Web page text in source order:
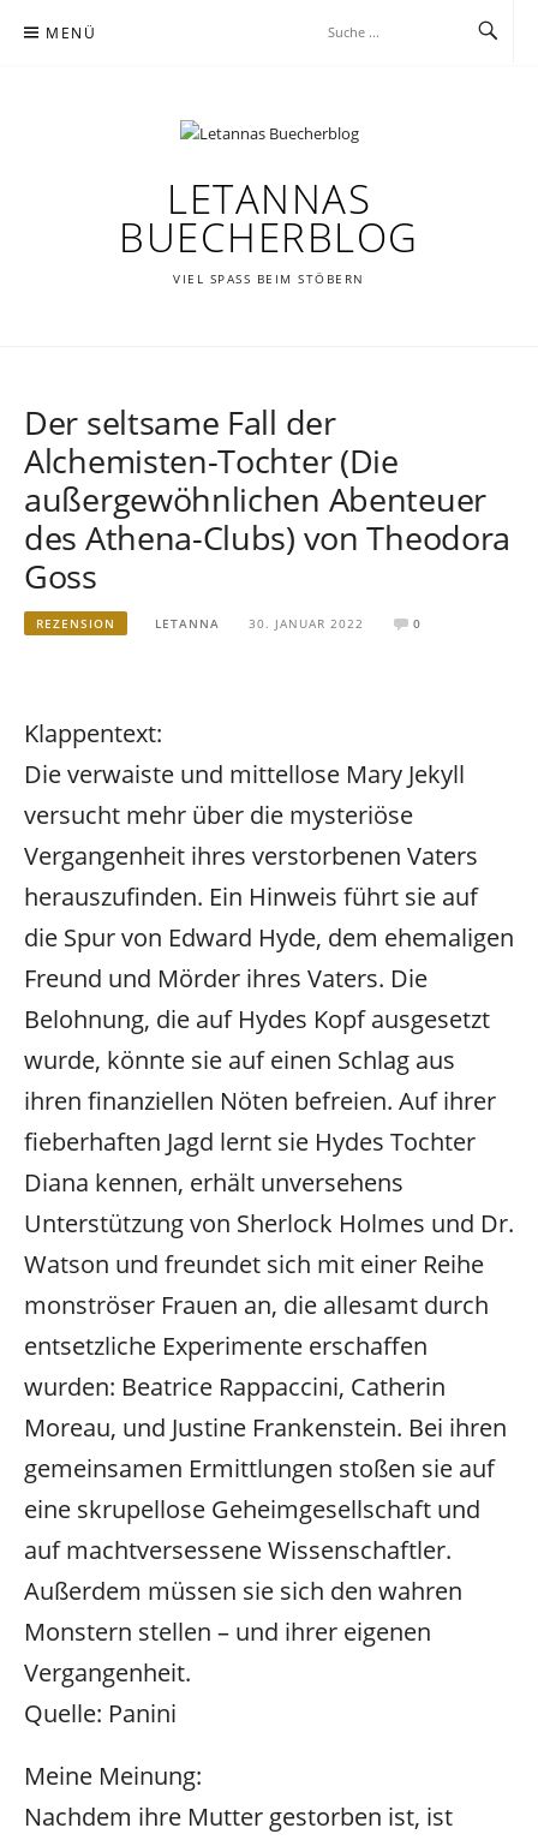
Inhalt MENÜ
LETANNAS
BUECHERBLOG
VIEL SPASS BEIM STÖBERN
Der seltsame Fall der
Alchemisten-Tochter (Die
außergewöhnlichen Abenteuer
des Athena-Clubs) von Theodora
Goss
REZENSION LETANNA 30. JANUAR 2022 0
Klappentext:
Die verwaiste und mittellose Mary Jekyll
versucht mehr über die mysteriöse
Vergangenheit ihres verstorbenen Vaters
herauszufinden. Ein Hinweis führt sie auf
die Spur von Edward Hyde, dem ehemaligen
Freund und Mörder ihres Vaters. Die
Belohnung, die auf Hydes Kopf ausgesetzt
wurde, könnte sie auf einen Schlag aus
ihren finanziellen Nöten befreien. Auf ihrer
fieberhaften Jagd lernt sie Hydes Tochter
Diana kennen, erhält unversehens
Unterstützung von Sherlock Holmes und Dr.
Watson und freundet sich mit einer Reihe
monströser Frauen an, die allesamt durch
entsetzliche Experimente erschaffen
wurden: Beatrice Rappaccini, Catherin
Moreau, und Justine Frankenstein. Bei ihren
gemeinsamen Ermittlungen stoßen sie auf
eine skrupellose Geheimgesellschaft und
auf machtversessene Wissenschaftler.
Außerdem müssen sie sich den wahren
Monstern stellen – und ihrer eigenen
Vergangenheit.
Quelle: Panini
Meine Meinung:
Nachdem ihre Mutter gestorben ist, ist